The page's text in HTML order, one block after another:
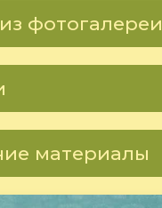
фотогалереи
материалы